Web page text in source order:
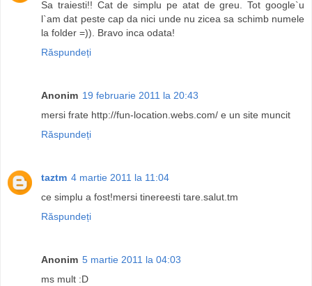
Sa traiesti!! Cat de simplu pe atat de greu. Tot google`u
l`am dat peste cap da nici unde nu zicea sa schimb numele
la folder =)). Bravo inca odata!
Răspundeți
Anonim 19 februarie 2011 la 20:43
mersi frate http://fun-location.webs.com/ e un site muncit
Răspundeți
taztm 4 martie 2011 la 11:04
ce simplu a fost!mersi tinereesti tare.salut.tm
Răspundeți
Anonim 5 martie 2011 la 04:03
ms mult :D